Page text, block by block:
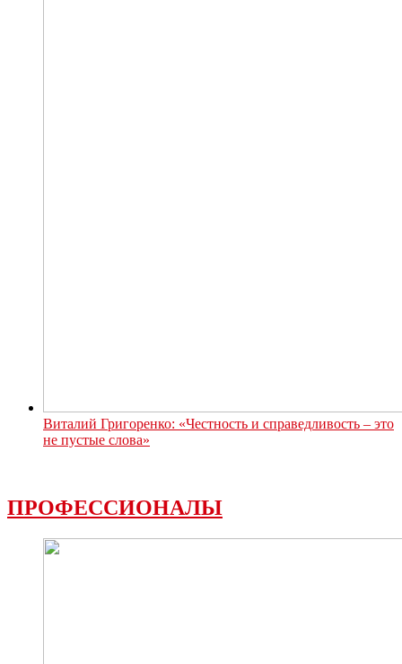
Виталий Григоренко: «Честность и справедливость – это
не пустые слова»
ПРОФЕССИОНАЛЫ